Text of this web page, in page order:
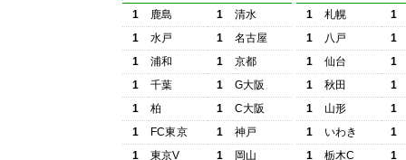
1 鹿島 1
清水
1
水戸 1
名古屋
1
浦和 1
京都
1
千葉 1
G大阪
1
柏 1
C大阪
1
FC東京 1
神戸
1
東京V 1
岡山
1 札幌
1
1
八戸
1
1
仙台
1
1
秋田
1
1
山形
1
1
いわき
1
1
栃木C
1